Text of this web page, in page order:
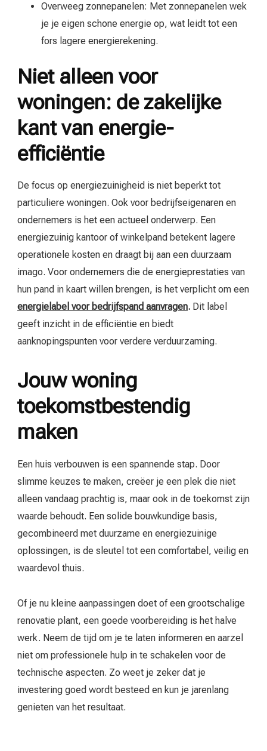
Overweeg zonnepanelen: Met zonnepanelen wek
je je eigen schone energie op, wat leidt tot een
fors lagere energierekening.
Niet alleen voor
woningen: de zakelijke
kant van energie-
efficiëntie
De focus op energiezuinigheid is niet beperkt tot
particuliere woningen. Ook voor bedrijfseigenaren en
ondernemers is het een actueel onderwerp. Een
energiezuinig kantoor of winkelpand betekent lagere
operationele kosten en draagt bij aan een duurzaam
imago. Voor ondernemers die de energieprestaties van
hun pand in kaart willen brengen, is het verplicht om een
energielabel voor bedrijfspand aanvragen. Dit label
geeft inzicht in de efficiëntie en biedt
aanknopingspunten voor verdere verduurzaming.
Jouw woning
toekomstbestendig
maken
Een huis verbouwen is een spannende stap. Door
slimme keuzes te maken, creëer je een plek die niet
alleen vandaag prachtig is, maar ook in de toekomst zijn
waarde behoudt. Een solide bouwkundige basis,
gecombineerd met duurzame en energiezuinige
oplossingen, is de sleutel tot een comfortabel, veilig en
waardevol thuis.
Of je nu kleine aanpassingen doet of een grootschalige
renovatie plant, een goede voorbereiding is het halve
werk. Neem de tijd om je te laten informeren en aarzel
niet om professionele hulp in te schakelen voor de
technische aspecten. Zo weet je zeker dat je
investering goed wordt besteed en kun je jarenlang
genieten van het resultaat.